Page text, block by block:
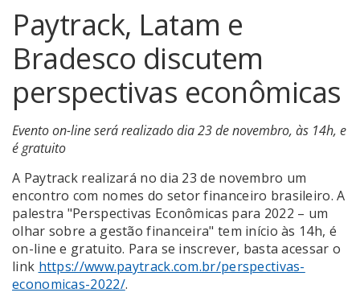
Paytrack, Latam e
Bradesco discutem
perspectivas econômicas
Evento on-line será realizado dia 23 de novembro, às 14h, e
é gratuito
A Paytrack realizará no dia 23 de novembro um
encontro com nomes do setor financeiro brasileiro. A
palestra "Perspectivas Econômicas para 2022 – um
olhar sobre a gestão financeira" tem início às 14h, é
on-line e gratuito. Para se inscrever, basta acessar o
link https://www.paytrack.com.br/perspectivas-
economicas-2022/.